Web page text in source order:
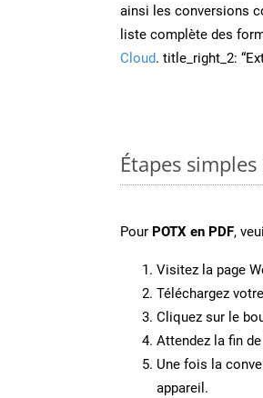
ainsi les conversions
liste complète des
Cloud. title_right_2:
Étapes
Pour POTX en PDF,
Visitez la page
Téléchargez
Cliquez sur le
Attendez la fin
Une fois la
appareil.